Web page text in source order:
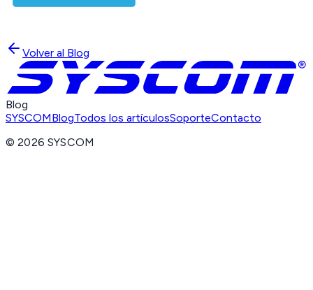
Volver al Blog
Blog
SYSCOMBlogTodos los artículosSoporteContacto
©2026 SYSCOM